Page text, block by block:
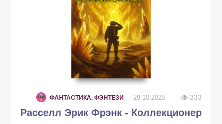
ФАНТАСТИКА, ФЭНТЕЗИ 29-10-2025 333
Расселл Эрик Фрэнк - Коллекционер